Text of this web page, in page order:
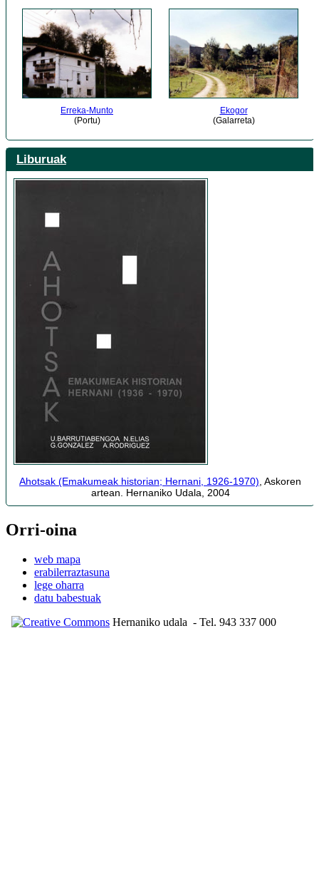
Erreka-Munto
(Portu)
Ekogor
(Galarreta)
Liburuak
Ahotsak (Emakumeak historian; Hernani, 1926-1970) , Askoren
artean. Hernaniko Udala, 2004
Orri-oina
web mapa
erabilerraztasuna
lege oharra
datu babestuak
Hernaniko udala - Tel. 943 337 000